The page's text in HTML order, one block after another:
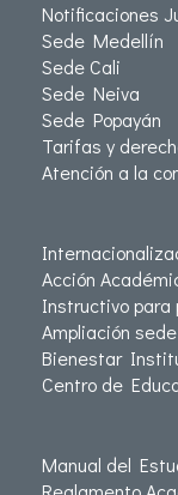
Notificaciones
Sede Medellín
Sede Cali
Sede Neiva
Sede Popayán
Tarifas y
Atención a la
Acción
Instructivo para
Ampliación
Bienestar
Centro de
Manual del